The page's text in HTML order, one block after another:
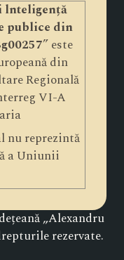
lnteligență
publice din
” este
din
Regională
VI-A
nu reprezintă
a Uniunii
„Alexandru
rezervate.